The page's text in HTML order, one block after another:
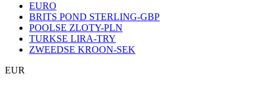
EURO
BRITS POND STERLING-GBP
POOLSE ZLOTY-PLN
TURKSE LIRA-TRY
ZWEEDSE KROON-SEK
EUR